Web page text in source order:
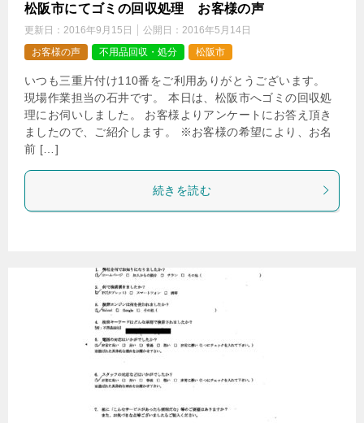
松阪市にてゴミの回収処理 お客様の声
更新日： 2016年9月15日 公開日： 2016年5月14日
お客様の声
不用品回収・処分 松阪市
いつも三重片付け110番をご利用ありがとうございます。
現場作業担当の石井です。 本日は、松阪市へゴミの回収処
理にお伺いしました。 お客様よりアンケートにお答え頂き
ましたので、ご紹介します。 ※お客様の希望により、お名
前 […]
続きを読む